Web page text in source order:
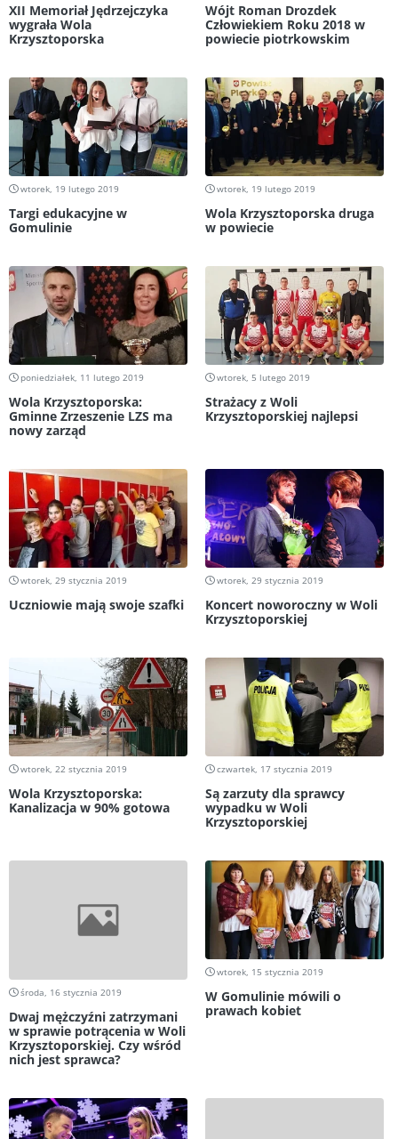
XII Memoriał Jędrzejczyka
wygrała Wola
Krzysztoporska
Wójt Roman Drozdek
Człowiekiem Roku 2018 w
powiecie piotrkowskim
wtorek, 19 lutego 2019
Targi edukacyjne w
Gomulinie
wtorek, 19 lutego 2019
Wola Krzysztoporska druga
w powiecie
poniedziałek, 11 lutego 2019
Wola Krzysztoporska:
Gminne Zrzeszenie LZS ma
nowy zarząd
wtorek, 5 lutego 2019
Strażacy z Woli
Krzysztoporskiej najlepsi
wtorek, 29 stycznia 2019
Uczniowie mają swoje szafki
wtorek, 29 stycznia 2019
Koncert noworoczny w Woli
Krzysztoporskiej
wtorek, 22 stycznia 2019
Wola Krzysztoporska:
Kanalizacja w 90% gotowa
czwartek, 17 stycznia 2019
Są zarzuty dla sprawcy
wypadku w Woli
Krzysztoporskiej
środa, 16 stycznia 2019
Dwaj mężczyźni zatrzymani
w sprawie potrącenia w Woli
Krzysztoporskiej. Czy wśród
nich jest sprawca?
wtorek, 15 stycznia 2019
W Gomulinie mówili o
prawach kobiet